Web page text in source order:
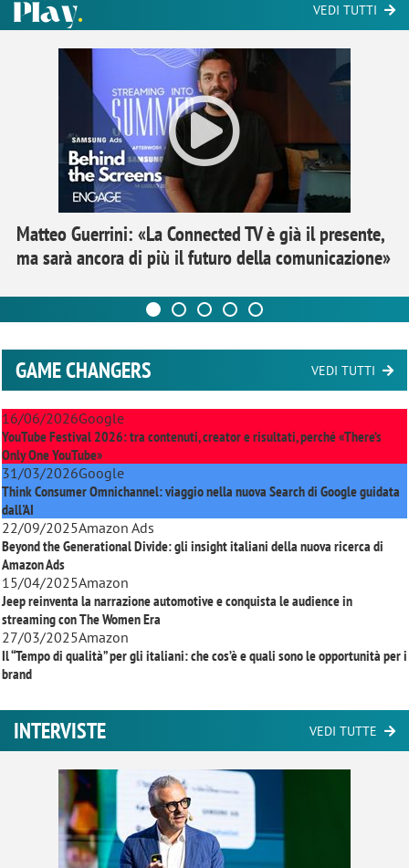
VEDI TUTTI
Matteo Guerrini: «La Connected TV è già il presente,
ma sarà ancora di più il futuro della comunicazione»
GAME CHANGERS VEDI TUTTI
16/06/2026Google
YouTube Festival 2026: tra contenuti, creator e risultati, perché «There’s
Only One YouTube»
31/03/2026Google
Think Consumer Omnichannel: viaggio nella nuova Search di Google guidata
dall'AI
22/09/2025Amazon Ads
Beyond the Generational Divide: gli insight italiani della nuova ricerca di
Amazon Ads
15/04/2025Amazon
Jeep reinventa la narrazione automotive e conquista le audience in
streaming conThe Women Era
27/03/2025Amazon
Il “Tempo di qualità” per gli italiani: che cos’è e quali sono le opportunità per i
brand
INTERVISTE VEDI TUTTE